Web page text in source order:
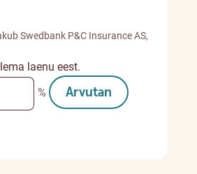
Swedbank P&C Insurance AS,
laenu eest.
% Arvutan